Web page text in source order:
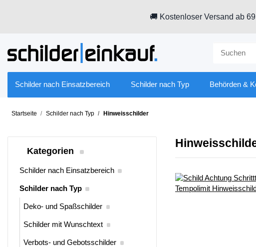
🚚 Kostenloser Versand ab
Schilder nach Einsatzbereich Schilder nach Typ Behörden &
Startseite Schilder nach Typ Hinweisschilder
Kategorien
Schilder nach Einsatzbereich
Schilder nach Typ
Deko- und Spaßschilder
Schilder mit Wunschtext
Verbots- und Gebotsschilder